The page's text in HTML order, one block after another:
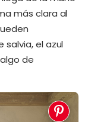
más clara al
el azul
de